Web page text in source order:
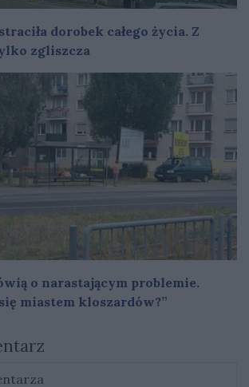
dorobek całego życia. Z
zgliszcza
o narastającym problemie.
miastem kloszardów?”